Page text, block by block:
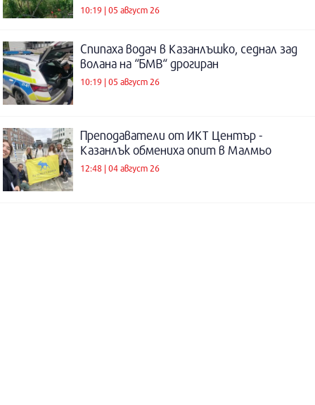
10:19 | 05 август 26
Спипаха водач в Казанлъшко, седнал зад
волана на “БМВ“ дрогиран
10:19 | 05 август 26
Преподаватели от ИКТ Център -
Казанлък обмениха опит в Малмьо
12:48 | 04 август 26